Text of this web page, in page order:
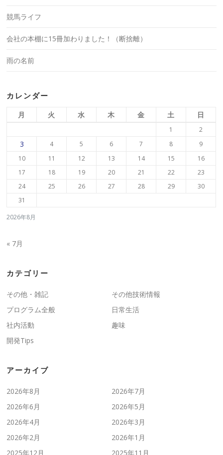
競馬ライフ
会社の本棚に15冊加わりました！（断捨離）
雨の名前
カレンダー
2026年8月
月 火 水 木 金 土 日
1 2
3 4 5 6 7 8
9
10
11 12 13 14 15
16
17
18 19 20 21 22
23
24
25 26 27 28 29
30
31
« 7月
カテゴリー
その他・雑記
その他技術情報
プログラム全般
日常生活
社内活動
趣味
開発Tips
アーカイブ
2026年8月
2026年7月
2026年6月
2026年5月
2026年4月
2026年3月
2026年2月
2026年1月
2025年12月
2025年11月